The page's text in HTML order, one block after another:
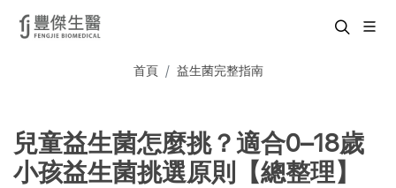
首頁 益生菌完整指南
兒童益生菌怎麼挑？適合0–18歲
小孩益生菌挑選原則【總整理】